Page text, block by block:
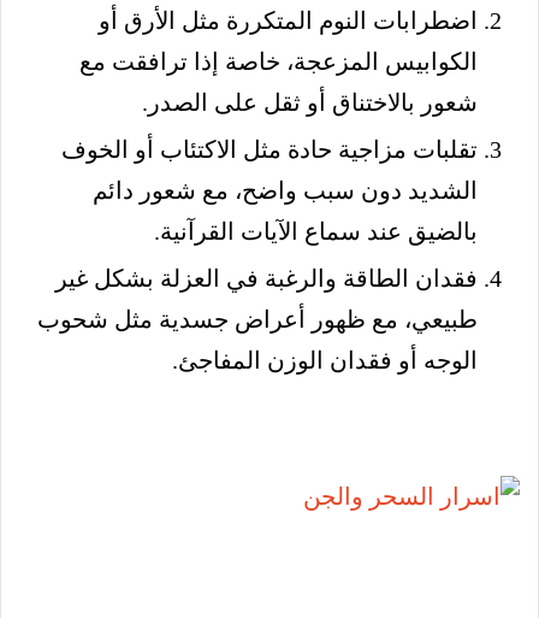
اضطرابات النوم المتكررة مثل الأرق أو
الكوابيس المزعجة، خاصة إذا ترافقت مع
شعور بالاختناق أو ثقل على الصدر.
تقلبات مزاجية حادة مثل الاكتئاب أو الخوف
الشديد دون سبب واضح، مع شعور دائم
بالضيق عند سماع الآيات القرآنية.
فقدان الطاقة والرغبة في العزلة بشكل غير
طبيعي، مع ظهور أعراض جسدية مثل شحوب
الوجه أو فقدان الوزن المفاجئ.